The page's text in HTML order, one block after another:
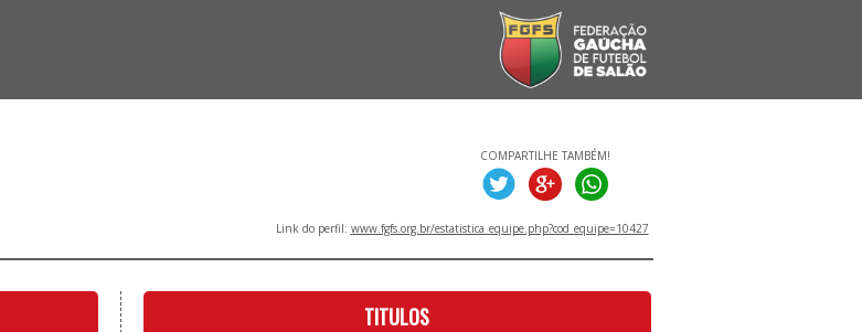
COMPARTILHE TAMBÉM!
Link do perfil: www.fgfs.org.br/estatistica_equipe.php?cod_equipe=10427
TITULOS